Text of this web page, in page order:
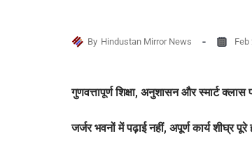
By Hindustan Mirror News Feb
गुणवत्तापूर्ण शिक्षा, अनुशासन और स्मार्ट
जर्जर भवनों में पढ़ाई नहीं, अपूर्ण कार्य शीघ्र